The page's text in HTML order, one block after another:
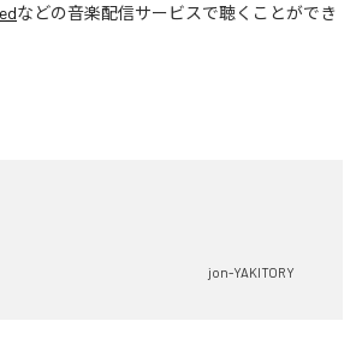
などの音楽配信サービスで聴くことができ
jon-YAKITORY